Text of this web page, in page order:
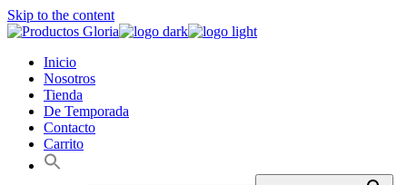
Skip to the content
Inicio
Nosotros
Tienda
De Temporada
Contacto
Carrito